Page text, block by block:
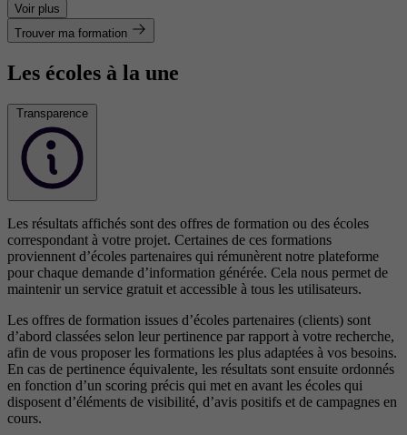
Voir plus
Trouver ma formation
Les écoles à la une
Transparence
Les résultats affichés sont des offres de formation ou des écoles
correspondant à votre projet. Certaines de ces formations
proviennent d’écoles partenaires qui rémunèrent notre plateforme
pour chaque demande d’information générée. Cela nous permet de
maintenir un service gratuit et accessible à tous les utilisateurs.
Les offres de formation issues d’écoles partenaires (clients) sont
d’abord classées selon leur pertinence par rapport à votre recherche,
afin de vous proposer les formations les plus adaptées à vos besoins.
En cas de pertinence équivalente, les résultats sont ensuite ordonnés
en fonction d’un scoring précis qui met en avant les écoles qui
disposent d’éléments de visibilité, d’avis positifs et de campagnes en
cours.